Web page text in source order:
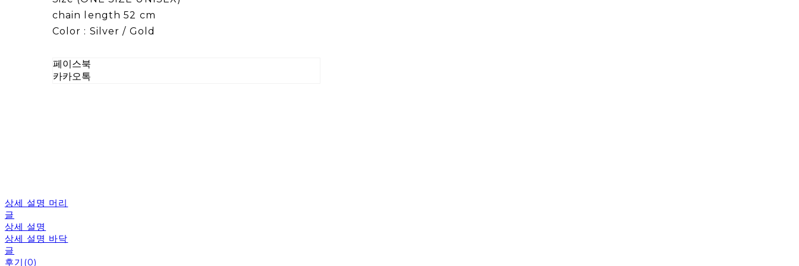
chain length 52 cm
Color : Silver / Gold
페이스북
카카오톡
상세 설명 머리
글
상세 설명
상세 설명 바닥
글
후기(0)